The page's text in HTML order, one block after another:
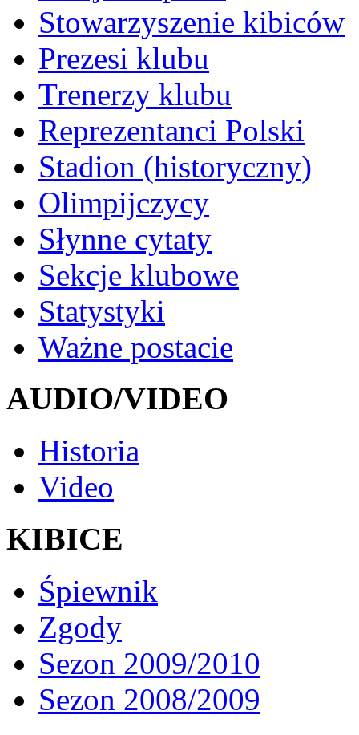
Stowarzyszenie kibiców
Prezesi klubu
Trenerzy klubu
Reprezentanci Polski
Stadion (historyczny)
Olimpijczycy
Słynne cytaty
Sekcje klubowe
Statystyki
Ważne postacie
AUDIO/VIDEO
Historia
Video
KIBICE
Śpiewnik
Zgody
Sezon 2009/2010
Sezon 2008/2009